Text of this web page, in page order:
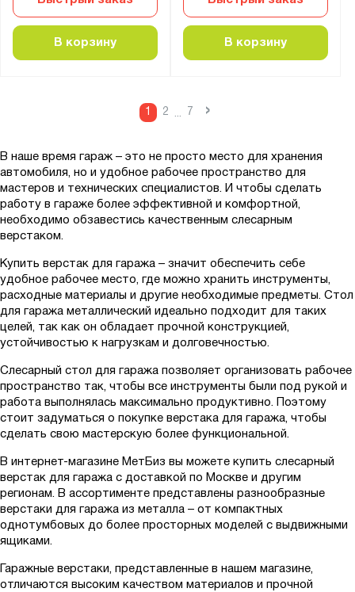
В корзину В корзину
1 2 ... 7 ›
В наше время гараж – это не просто место для хранения
автомобиля, но и удобное рабочее пространство для
мастеров и технических специалистов. И чтобы сделать
работу в гараже более эффективной и комфортной,
необходимо обзавестись качественным слесарным
верстаком.
Купить верстак для гаража – значит обеспечить себе
удобное рабочее место, где можно хранить инструменты,
расходные материалы и другие необходимые предметы. Стол
для гаража металлический идеально подходит для таких
целей, так как он обладает прочной конструкцией,
устойчивостью к нагрузкам и долговечностью.
Слесарный стол для гаража позволяет организовать рабочее
пространство так, чтобы все инструменты были под рукой и
работа выполнялась максимально продуктивно. Поэтому
стоит задуматься о покупке верстака для гаража, чтобы
сделать свою мастерскую более функциональной.
В интернет-магазине МетБиз вы можете купить слесарный
верстак для гаража с доставкой по Москве и другим
регионам. В ассортименте представлены разнообразные
верстаки для гаража из металла – от компактных
однотумбовых до более просторных моделей с выдвижными
ящиками.
Гаражные верстаки, представленные в нашем магазине,
отличаются высоким качеством материалов и прочной
ОЦ -2
ПБ
ПНО
ПО-ПК
ПОО-КП
ППВ
ППИ
ППИ-КП
ППИО
ППК
ППК-КП
ППМО
ППН
ППО
ППО-КП
ППОО
ППС